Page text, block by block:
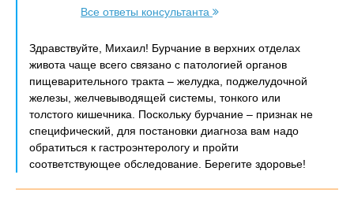
Все ответы консультанта
Здравствуйте, Михаил! Бурчание в верхних отделах
живота чаще всего связано с патологией органов
пищеварительного тракта – желудка, поджелудочной
железы, желчевыводящей системы, тонкого или
толстого кишечника. Поскольку бурчание – признак не
специфический, для постановки диагноза вам надо
обратиться к гастроэнтерологу и пройти
соответствующее обследование. Берегите здоровье!